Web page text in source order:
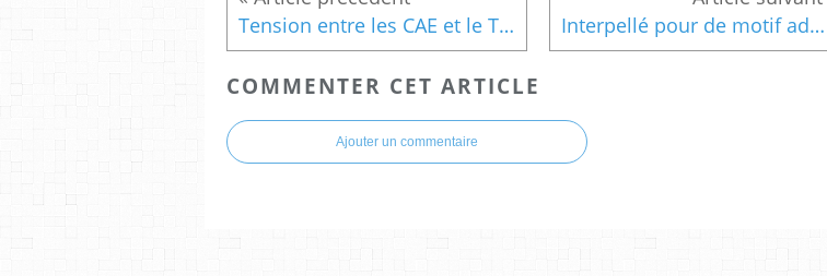
Tension entre les CAE et le Tchad dans l’affaire Habré : que craint Idriss Deby ? Interpellé pour de motif administratif, l'étudiant en droit et activiste tchadien Ahmed Ibni Mohamed
COMMENTER CET ARTICLE
Ajouter un commentaire